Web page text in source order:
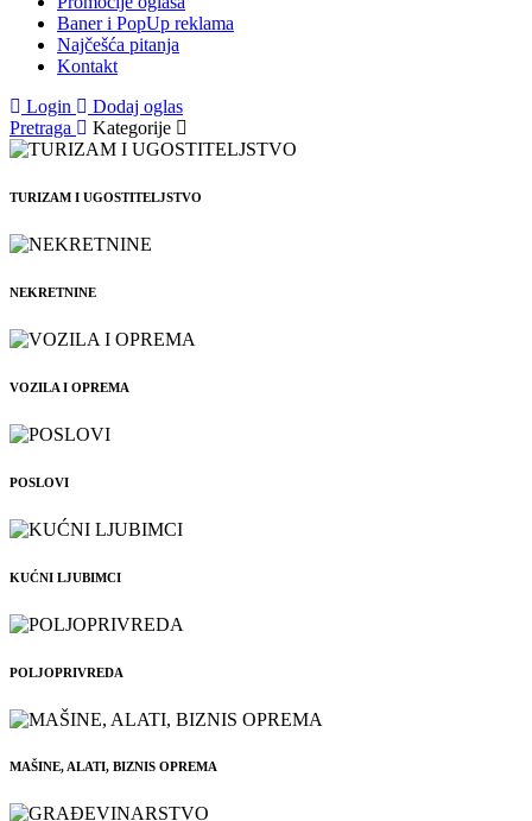
Baner i PopUp reklama
Najčešća pitanja
Kontakt
Login
Dodaj oglas
Pretraga
Kategorije
TURIZAM I UGOSTITELJSTVO
NEKRETNINE
VOZILA I OPREMA
POSLOVI
KUĆNI LJUBIMCI
POLJOPRIVREDA
MAŠINE, ALATI, BIZNIS OPREMA